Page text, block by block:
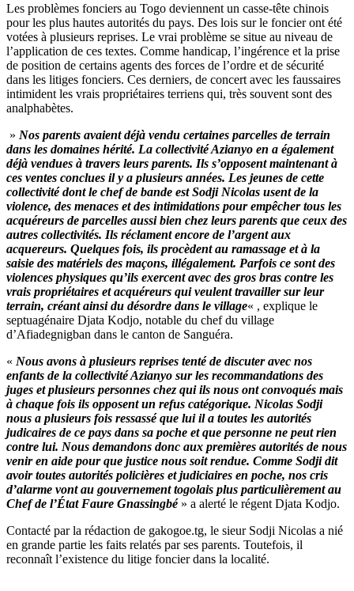
Les problèmes fonciers au Togo deviennent un casse-tête chinois
pour les plus hautes autorités du pays. Des lois sur le foncier ont été
votées à plusieurs reprises. Le vrai problème se situe au niveau de
l’application de ces textes. Comme handicap, l’ingérence et la prise
de position de certains agents des forces de l’ordre et de sécurité
dans les litiges fonciers. Ces derniers, de concert avec les faussaires
intimident les vrais propriétaires terriens qui, très souvent sont des
analphabètes.
» Nos parents avaient déjà vendu certaines parcelles de terrain
dans les domaines hérité. La collectivité Azianyo en a également
déjà vendues à travers leurs parents. Ils s’opposent maintenant à
ces ventes conclues il y a plusieurs années. Les jeunes de cette
collectivité dont le chef de bande est Sodji Nicolas usent de la
violence, des menaces et des intimidations pour empêcher tous les
acquéreurs de parcelles aussi bien chez leurs parents que ceux des
autres collectivités. Ils réclament encore de l’argent aux
acquereurs. Quelques fois, ils procèdent au ramassage et à la
saisie des matériels des maçons, illégalement. Parfois ce sont des
violences physiques qu’ils exercent avec des gros bras contre les
vrais propriétaires et acquéreurs qui veulent travailler sur leur
terrain, créant ainsi du désordre dans le village« , explique le
septuagénaire Djata Kodjo, notable du chef du village
d’Afiadegnigban dans le canton de Sanguéra.
« Nous avons à plusieurs reprises tenté de discuter avec nos
enfants de la collectivité Azianyo sur les recommandations des
juges et plusieurs personnes chez qui ils nous ont convoqués mais
à chaque fois ils opposent un refus catégorique. Nicolas Sodji
nous a plusieurs fois ressassé que lui il a toutes les autorités
judicaires de ce pays dans sa poche et que personne ne peut rien
contre lui. Nous demandons donc aux premières autorités de nous
venir en aide pour que justice nous soit rendue. Comme Sodji dit
avoir toutes autorités policières et judiciaires en poche, nos cris
d’alarme vont au gouvernement togolais plus particulièrement au
Chef de l’État Faure Gnassingbé» a alerté le régent Djata Kodjo.
Contacté par la rédaction de gakogoe.tg, le sieur Sodji Nicolas a nié
en grande partie les faits relatés par ses parents. Toutefois, il
reconnaît l’existence du litige foncier dans la localité.